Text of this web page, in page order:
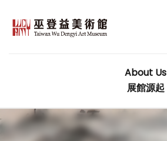
content
About Us
展館源起